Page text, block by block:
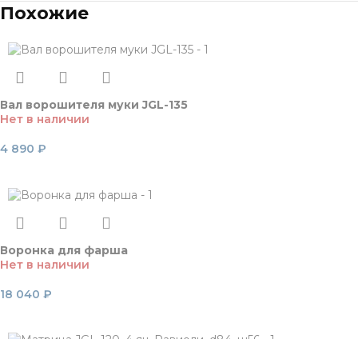
Похожие
Вал ворошителя муки JGL-135
Нет в наличии
4 890 ₽
Воронка для фарша
Нет в наличии
18 040 ₽